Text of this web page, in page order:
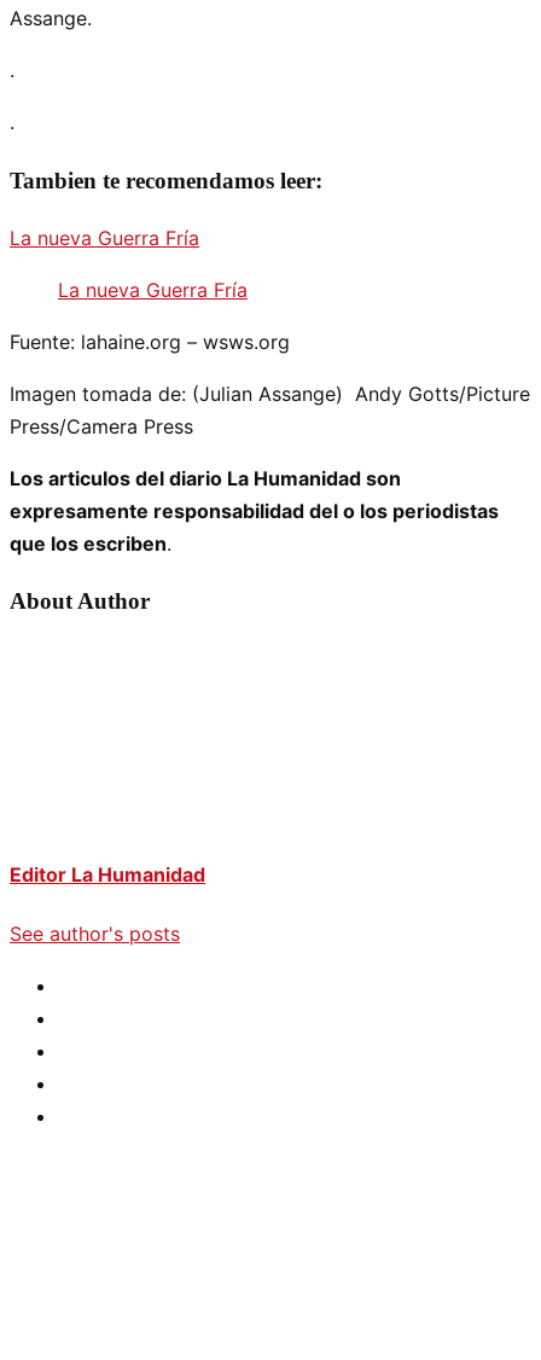
Assange.
.
.
Tambien te recomendamos leer:
La nueva Guerra Fría
La nueva Guerra Fría
Fuente: lahaine.org – wsws.org
Imagen tomada de: (Julian Assange) Andy Gotts/Picture
Press/Camera Press
Los articulos del diario La Humanidad son
expresamente responsabilidad del o los periodistas
que los escriben.
About Author
Editor La Humanidad
See author's posts